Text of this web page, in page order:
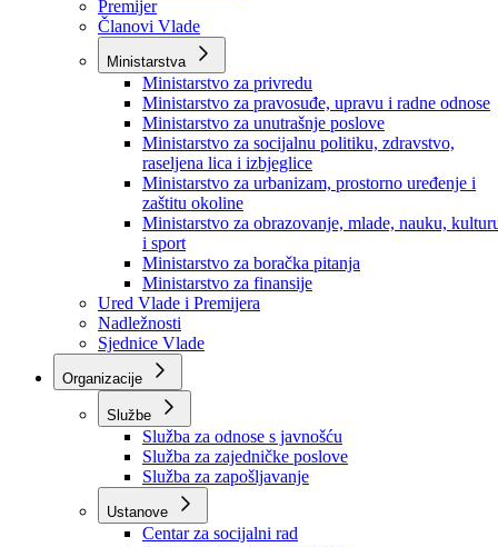
Vlada
Vlada BPK Goražde
Premijer
Članovi Vlade
Ministarstva
Ministarstvo za privredu
Ministarstvo za pravosuđe, upravu i radne odnose
Ministarstvo za unutrašnje poslove
Ministarstvo za socijalnu politiku, zdravstvo,
raseljena lica i izbjeglice
Ministarstvo za urbanizam, prostorno uređenje i
zaštitu okoline
Ministarstvo za obrazovanje, mlade, nauku,
i sport
Ministarstvo za boračka pitanja
Ministarstvo za finansije
Ured Vlade i Premijera
Nadležnosti
Sjednice Vlade
Organizacije
Službe
Služba za odnose s javnošću
Služba za zajedničke poslove
Služba za zapošljavanje